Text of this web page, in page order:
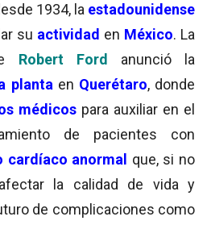
1934, la estadounidense
su actividad en México. La
Robert Ford
anunció la
planta en Querétaro, donde
médicos para auxiliar en el
de pacientes con
anormal que, si no
la calidad de vida y
de complicaciones como